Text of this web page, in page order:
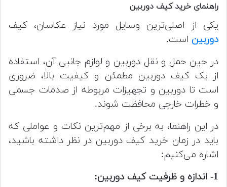
راهنمای خرید کیف دوربین
یکی از اصلی‌ترین وسایل مورد نیاز عکاسان، کیف
دوربین است.
در حین حمل و نقل دوربین و لوازم جانبی آن، استفاده
از یک کیف دوربین مطمئن و کیفیت بالا، ضروری
است تا دوربین و تجهیزات مربوطه از صدمات جسمی
و خطرات خارجی محافظت شوند.
در این راهنما، به برخی از مهم‌ترین نکات و عواملی که
باید در زمان خرید کیف دوربین در نظر داشته باشید،
اشاره می‌کنیم:
1- اندازه و ظرفیت کیف دوربین: